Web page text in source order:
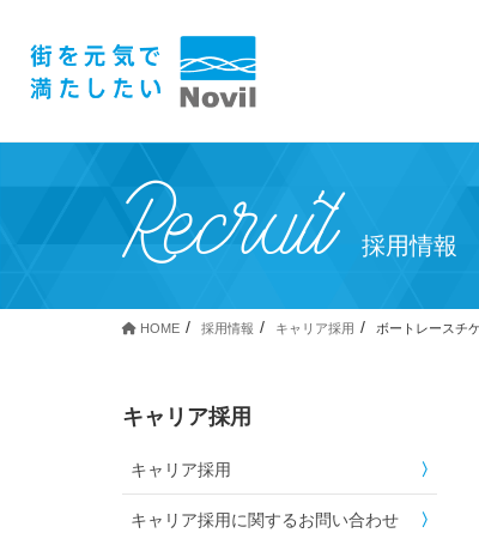
Recruit 採用情報
HOME 採用情報 キャリア採用 ボートレースチ
キャリア採用
キャリア採用
キャリア採用に関するお問い合わせ